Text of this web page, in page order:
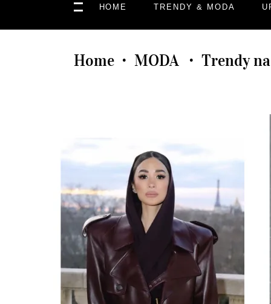
HOME TRENDY & MODA
Home • MODA • Trendy